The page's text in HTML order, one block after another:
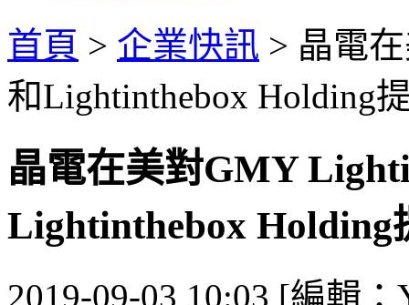
首頁 > 企業快訊 > 晶電
和Lightinthebox Holding
晶電在美對GMY
Lightinthebox Holding
2019-09-03 10:03 [編輯